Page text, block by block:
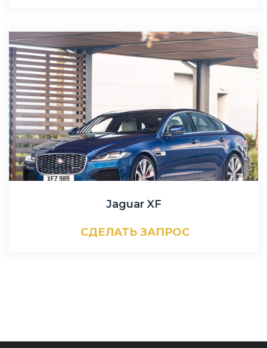
Jaguar XF
СДЕЛАТЬ ЗАПРОС